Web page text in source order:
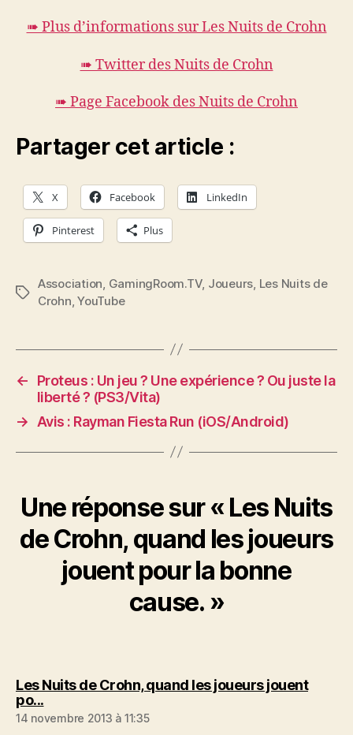
➠ Plus d’informations sur Les Nuits de Crohn
➠ Twitter des Nuits de Crohn
➠ Page Facebook des Nuits de Crohn
Partager cet article :
X Facebook LinkedIn
Pinterest Plus
Étiquettes
Association, GamingRoom.TV, Joueurs, Les Nuits de
Crohn,YouTube
←
Proteus : Un jeu ? Une expérience ? Ou juste la
liberté ? (PS3/Vita)
→
Avis : Rayman Fiesta Run (iOS/Android)
Une réponse sur « Les Nuits
de Crohn, quand les joueurs
jouent pour la bonne
cause. »
Les Nuits de Crohn, quand les joueurs jouent
po...dit :
14 novembre 2013 à 11:35